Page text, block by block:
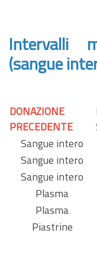
Intervalli
(sangue
DONAZIONE
PRECEDENTE
Sangue intero
Sangue intero
Sangue intero
Plasma
Plasma
Piastrine